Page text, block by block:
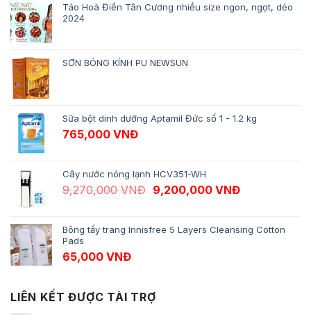
Táo Hoà Điền Tân Cương nhiều size ngon, ngọt, dẻo
2024
SƠN BÓNG KÍNH PU NEWSUN
Sữa bột dinh dưỡng Aptamil Đức số 1 - 1.2 kg
765,000 VNĐ
Cây nước nóng lạnh HCV351-WH
9,270,000VNĐ Giá gốc là: 9,270,000 VNĐ.
9,200,000 VNĐGiá hiện tại
Bông tẩy trang Innisfree 5 Layers Cleansing Cotton
Pads
65,000 VNĐ
LIÊN KẾT ĐƯỢC TÀI TRỢ